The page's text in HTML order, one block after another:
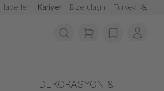
Haberler Kariyer Bize ulaşın Turkey
Akustik
DEKORASYON &
items in cart,
wishlist